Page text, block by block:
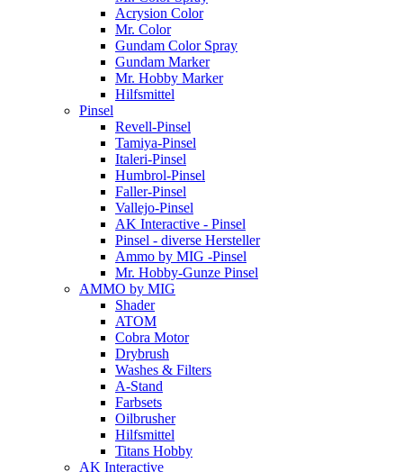
Acrysion Color
Mr. Color
Gundam Color Spray
Gundam Marker
Mr. Hobby Marker
Hilfsmittel
Pinsel
Revell-Pinsel
Tamiya-Pinsel
Italeri-Pinsel
Humbrol-Pinsel
Faller-Pinsel
Vallejo-Pinsel
AK Interactive - Pinsel
Pinsel - diverse Hersteller
Ammo by MIG -Pinsel
Mr. Hobby-Gunze Pinsel
AMMO by MIG
Shader
ATOM
Cobra Motor
Drybrush
Washes & Filters
A-Stand
Farbsets
Oilbrusher
Hilfsmittel
Titans Hobby
AK Interactive